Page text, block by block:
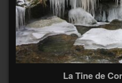
La Tine de